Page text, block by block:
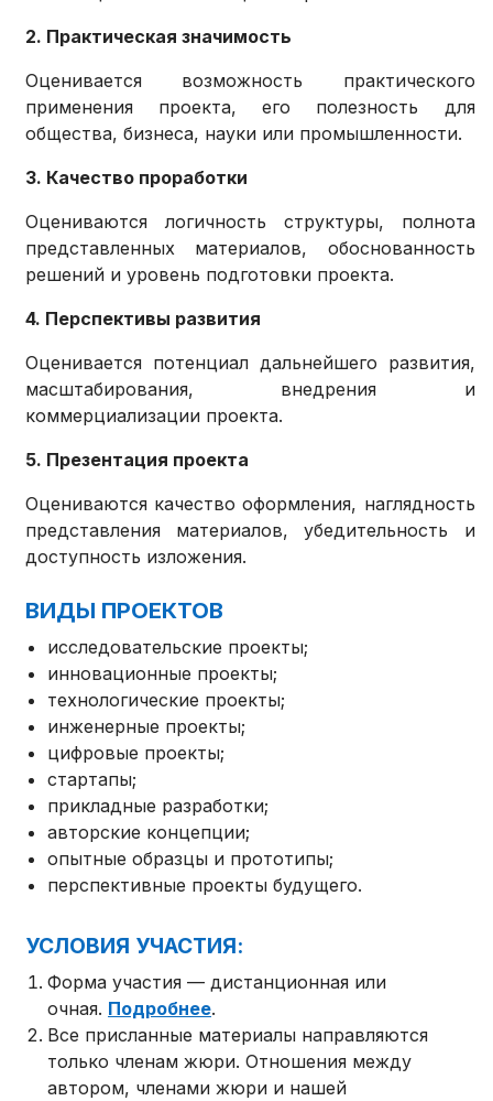
2. Практическая значимость
Оценивается возможность практического
применения проекта, его полезность для
общества, бизнеса, науки или промышленности.
3. Качество проработки
Оцениваются логичность структуры, полнота
представленных материалов, обоснованность
решений и уровень подготовки проекта.
4. Перспективы развития
Оценивается потенциал дальнейшего развития,
масштабирования, внедрения и
коммерциализации проекта.
5. Презентация проекта
Оцениваются качество оформления, наглядность
представления материалов, убедительность и
доступность изложения.
ВИДЫ ПРОЕКТОВ
исследовательские проекты;
инновационные проекты;
технологические проекты;
инженерные проекты;
цифровые проекты;
стартапы;
прикладные разработки;
авторские концепции;
опытные образцы и прототипы;
перспективные проекты будущего.
УСЛОВИЯ УЧАСТИЯ:
Форма участия — дистанционная или
очная. Подробнее.
Все присланные материалы направляются
только членам жюри. Отношения между
автором, членами жюри и нашей